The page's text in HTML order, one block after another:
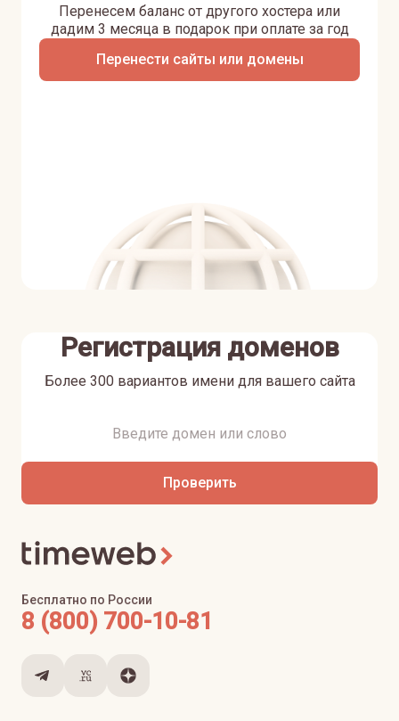
Перенести сайты или домены
Перенесем баланс от другого хостера или
дадим 3 месяца в подарок при оплате за год
Регистрация доменов
Более 300 вариантов имени для вашего сайта
Проверить
Бесплатно по России
8 (800) 700-10-81